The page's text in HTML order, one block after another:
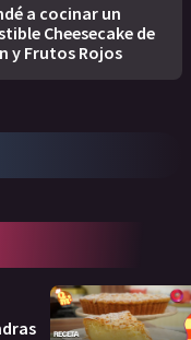
a cocinar un
Cheesecake de
y Frutos Rojos